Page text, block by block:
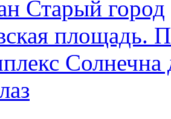
Старый город
площадь.
Солнечна